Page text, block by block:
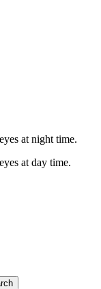
at night time.
at day time.